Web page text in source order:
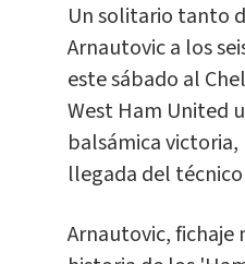
Un solitario tanto
Arnautovic a los
este sábado al
West Ham United
balsámica
llegada del técnico
Arnautovic, fichaje